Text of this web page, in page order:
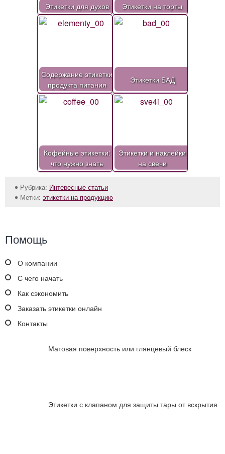
Этикетки для духов Этикетки на торты
Содержание этикетки
продукта питания
Этикетки БАД
Кофейные этикетки:
что нужно знать
Этикетки и наклейки
на свечи
Рубрика: Интересные статьи
Метки: этикетки на продукцию
Помощь
О компании
С чего начать
Как сэкономить
Заказать этикетки онлайн
Контакты
Матовая поверхность или глянцевый блеск
Этикетки с клапаном для защиты тары от вскрытия